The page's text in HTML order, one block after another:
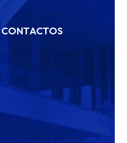
CONTACTOS